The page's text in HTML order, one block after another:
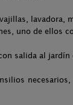
lavadora,
uno de ellos
salida al